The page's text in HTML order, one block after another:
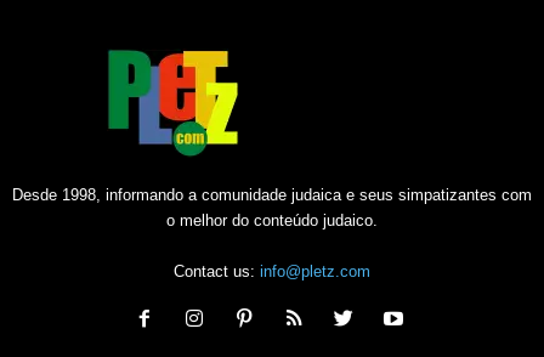
Desde 1998, informando a comunidade judaica e seus simpatizantes com
o melhor do conteúdo judaico.
Contact us: info@pletz.com